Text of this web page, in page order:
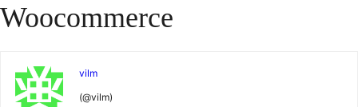
Woocommerce
vilm
(@vilm)